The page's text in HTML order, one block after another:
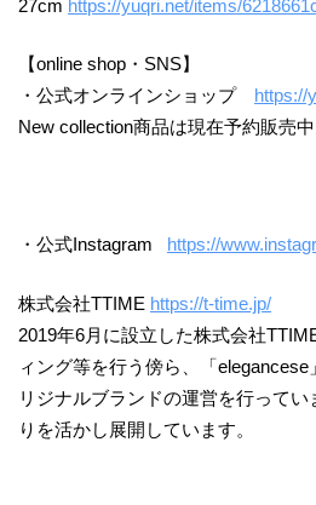
27cm https://yuqri.net/items/
【online shop・SNS】
・公式オンラインショップ https://
New collection商品は現在予約販売
・公式Instagram https://
株式会社TTIME https://t-time.jp/
2019年6⽉に設⽴した株式会社
ィング等を⾏う傍ら、「
リジナルブランドの運営を⾏ってい
りを活かし展開しています。